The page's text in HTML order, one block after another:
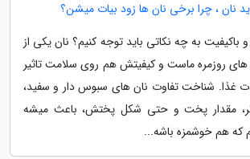
باکیفیت به چه نکاتی باید توجه کنیم؟ نان یکی از
روزمره ماست و کیفیتش هم روی سلامت تاثیر
غذا. شناخت تفاوت نان های سبوس دار و سفید،
مقدار پخت و حتی شکل پختش، باعث میشه
که هم خوشمزه باشه...